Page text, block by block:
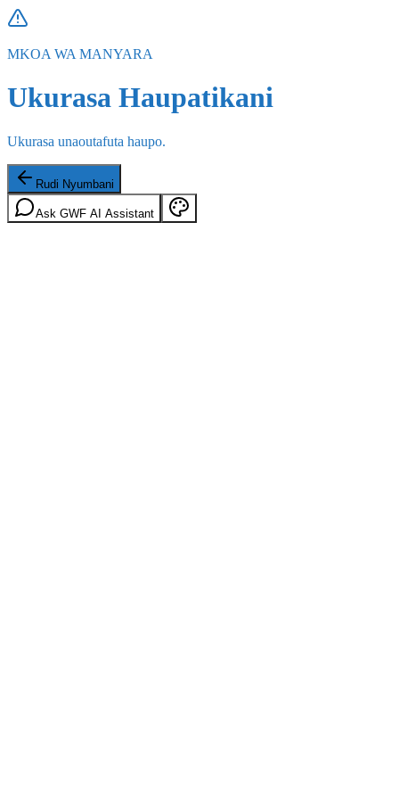
MKOA WA MANYARA
Ukurasa Haupatikani
Ukurasa unaoutafuta haupo.
Rudi Nyumbani
Ask GWF AI Assistant